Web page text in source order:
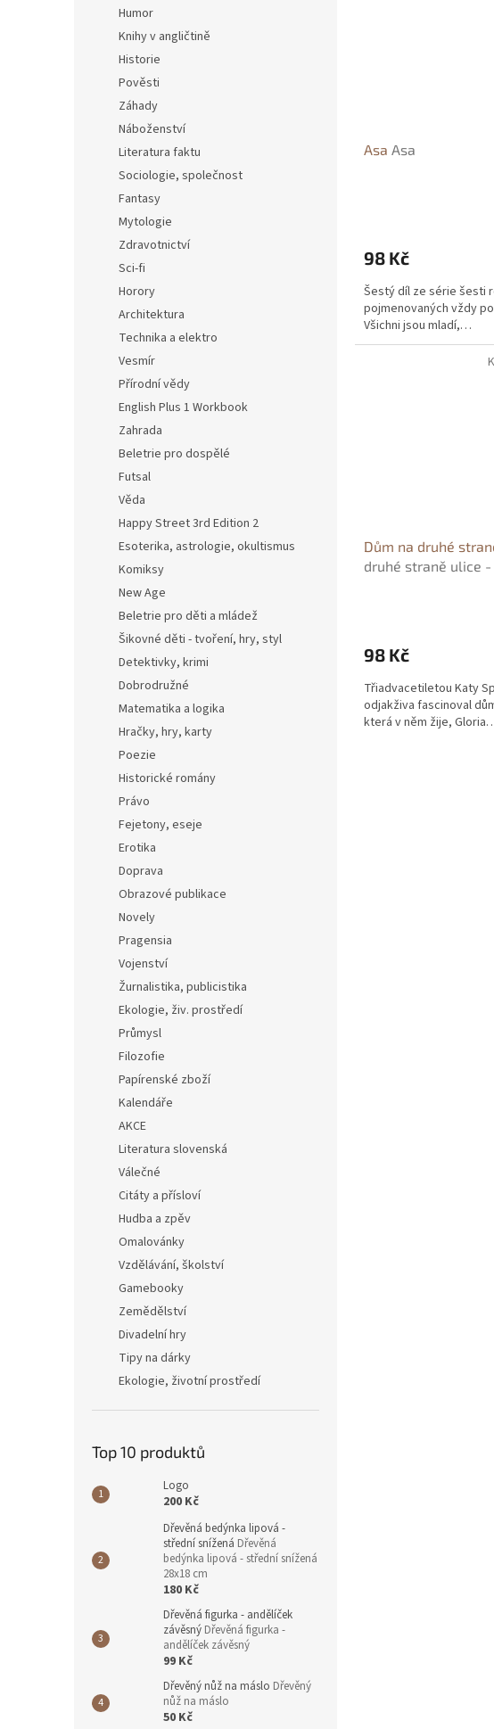
Humor
Knihy v angličtině
Historie
Pověsti
Záhady
Náboženství
Literatura faktu
Sociologie, společnost
Fantasy
Mytologie
Zdravotnictví
Sci-fi
Horory
Architektura
Technika a elektro
Vesmír
Přírodní vědy
English Plus 1 Workbook
Zahrada
Beletrie pro dospělé
Futsal
Věda
Happy Street 3rd Edition 2
Esoterika, astrologie, okultismus
Komiksy
New Age
Beletrie pro děti a mládež
Šikovné děti - tvoření, hry, styl
Detektivky, krimi
Dobrodružné
Matematika a logika
Hračky, hry, karty
Poezie
Historické romány
Právo
Fejetony, eseje
Erotika
Doprava
Obrazové publikace
Novely
Pragensia
Vojenství
Žurnalistika, publicistika
Ekologie, živ. prostředí
Průmysl
Filozofie
Papírenské zboží
Kalendáře
AKCE
Literatura slovenská
Válečné
Citáty a přísloví
Hudba a zpěv
Omalovánky
Vzdělávání, školství
Gamebooky
Zemědělství
Divadelní hry
Tipy na dárky
Ekologie, životní prostředí
Top 10 produktů
Logo
200 Kč
Dřevěná bedýnka lipová -
střední snížená Dřevěná
bedýnka lipová - střední snížená
28x18 cm
180 Kč
Dřevěná figurka - andělíček
závěsný Dřevěná figurka -
andělíček závěsný
99 Kč
Dřevěný nůž na máslo Dřevěný
nůž na máslo
50 Kč
Asa Asa
98 Kč
Šestý díl ze série šesti
pojmenovaných vždy
Všichni jsou mladí,…
Dům na druhé
druhé straně ulice -
98 Kč
Třiadvacetiletou Katy
odjakživa fascinoval
která v něm žije,